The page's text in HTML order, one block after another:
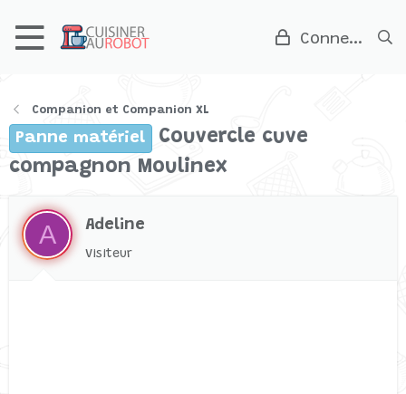
Connexion
Companion et Companion XL
Panne matériel
Couvercle cuve
compagnon Moulinex
A Adeline
Visiteur